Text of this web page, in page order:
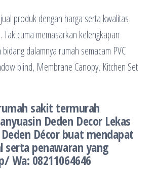
produk dengan harga serta kwalitas
cuma memasarkan kelengkapan
dalamnya rumah semacam PVC
blind, Membrane Canopy, Kitchen Set
sakit termurah
Deden Decor Lekas
Décor buat mendapat
serta penawaran yang
Wa: 08211064646